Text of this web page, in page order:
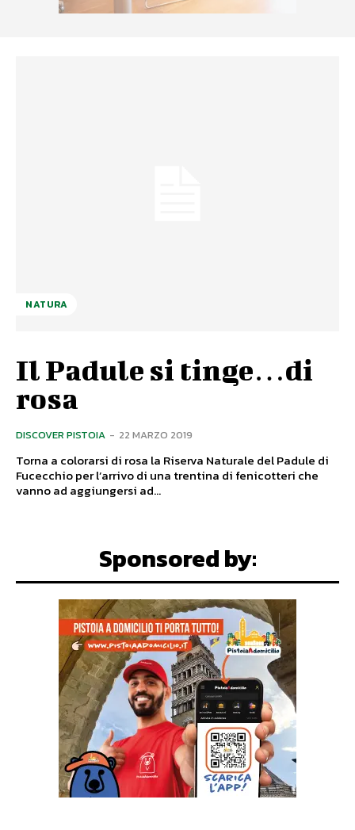
NATURA
Il Padule si tinge…di
rosa
DISCOVER PISTOIA - 22 MARZO 2019
Torna a colorarsi di rosa la Riserva Naturale del Padule di
Fucecchio per l’arrivo di una trentina di fenicotteri che
vanno ad aggiungersi ad...
Sponsored by: